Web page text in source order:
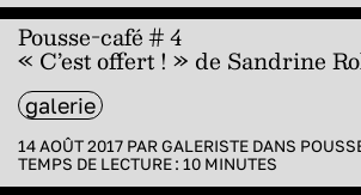
Pousse-café # 4
« C’est offert ! » de Sandrine
galerie
14 AOÛT 2017 PARGALERISTE DANS
TEMPS DE LECTURE : 10 MINUTES